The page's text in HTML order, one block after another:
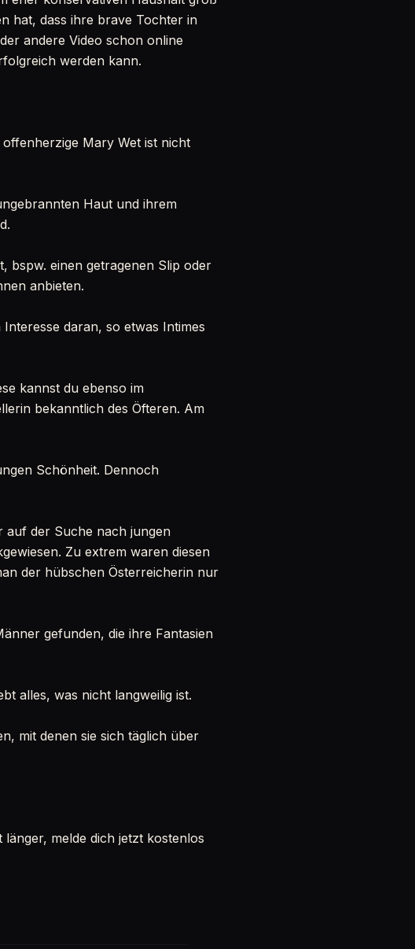
hat, dass ihre brave Tochter in
andere Video schon online
werden kann.
offenherzige Mary Wet ist nicht
Haut und ihrem
bspw. einen getragenen Slip oder
anbieten.
daran, so etwas Intimes
kannst du ebenso im
bekanntlich des Öfteren. Am
Schönheit. Dennoch
auf der Suche nach jungen
Zu extrem waren diesen
der hübschen Österreicherin nur
gefunden, die ihre Fantasien
alles, was nicht langweilig ist.
mit denen sie sich täglich über
melde dich jetzt kostenlos